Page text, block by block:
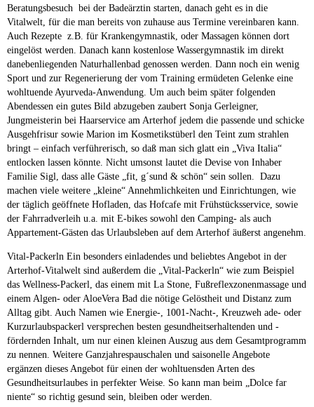
Beratungsbesuch bei der Badeärztin starten, danach geht es in die
Vitalwelt, für die man bereits von zuhause aus Termine vereinbaren kann.
Auch Rezepte z.B. für Krankengymnastik, oder Massagen können dort
eingelöst werden. Danach kann kostenlose Wassergymnastik im direkt
danebenliegenden Naturhallenbad genossen werden. Dann noch ein wenig
Sport und zur Regenerierung der vom Training ermüdeten Gelenke eine
wohltuende Ayurveda-Anwendung. Um auch beim später folgenden
Abendessen ein gutes Bild abzugeben zaubert Sonja Gerleigner,
Jungmeisterin bei Haarservice am Arterhof jedem die passende und schicke
Ausgehfrisur sowie Marion im Kosmetikstüberl den Teint zum strahlen
bringt – einfach verführerisch, so daß man sich glatt ein „Viva Italia“
entlocken lassen könnte. Nicht umsonst lautet die Devise von Inhaber
Familie Sigl, dass alle Gäste „fit, g´sund & schön“ sein sollen. Dazu
machen viele weitere „kleine“ Annehmlichkeiten und Einrichtungen, wie
der täglich geöffnete Hofladen, das Hofcafe mit Frühstücksservice, sowie
der Fahrradverleih u.a. mit E-bikes sowohl den Camping- als auch
Appartement-Gästen das Urlaubsleben auf dem Arterhof äußerst angenehm.
Vital-Packerln Ein besonders einladendes und beliebtes Angebot in der
Arterhof-Vitalwelt sind außerdem die „Vital-Packerln“ wie zum Beispiel
das Wellness-Packerl, das einem mit La Stone, Fußreflexzonenmassage und
einem Algen- oder AloeVera Bad die nötige Gelöstheit und Distanz zum
Alltag gibt. Auch Namen wie Energie-, 1001-Nacht-, Kreuzweh ade- oder
Kurzurlaubspackerl versprechen besten gesundheitserhaltenden und -
fördernden Inhalt, um nur einen kleinen Auszug aus dem Gesamtprogramm
zu nennen. Weitere Ganzjahrespauschalen und saisonelle Angebote
ergänzen dieses Angebot für einen der wohltuensden Arten des
Gesundheitsurlaubes in perfekter Weise. So kann man beim „Dolce far
niente“ so richtig gesund sein, bleiben oder werden.